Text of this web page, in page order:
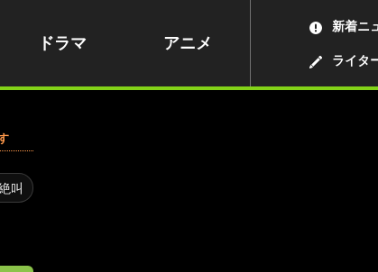
ドラマ アニメ
ライタ
新着ニ
叫